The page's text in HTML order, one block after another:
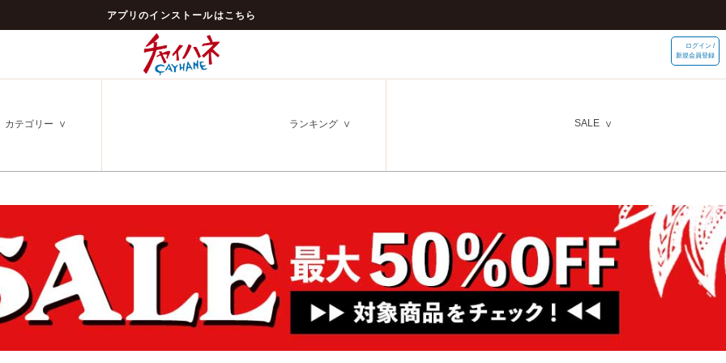
アプリのインストールはこちら
ログイン /
新規会員登録
カテゴリー ランキング SALE